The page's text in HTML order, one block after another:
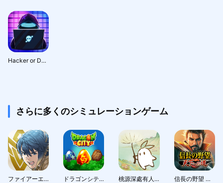
Hacker or Dev Tycoon? Tap Sim
さらに多くのシミュレーションゲーム
ファイアーエムブレム ヒーローズ ドラゴンシティ (Dragon City) 桃源深處有人家 - 1.5周年慶 信長の野望 天下への道